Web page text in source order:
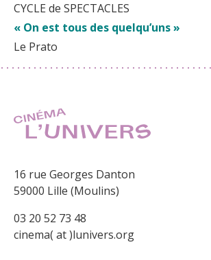
CYCLE de SPECTACLES
« On est tous des quelqu’uns »
Le Prato
16 rue Georges Danton
59000 Lille (Moulins)
03 20 52 73 48
cinema( at )lunivers.org